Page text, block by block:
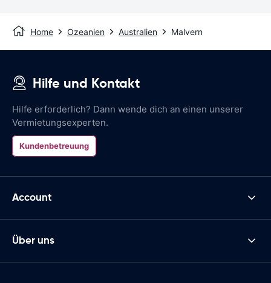
Home Ozeanien Australien Malvern
Hilfe und Kontakt
Hilfe erforderlich? Dann wende dich an einen unserer
Vermietungsexperten.
Kundenbetreuung
Account
Über uns